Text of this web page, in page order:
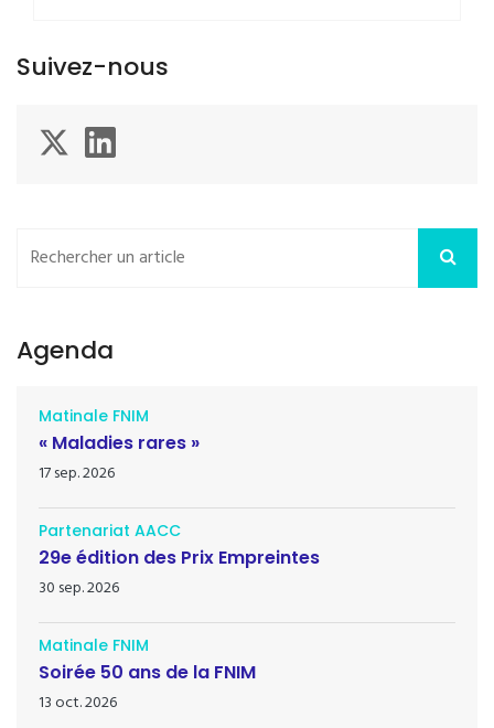
Suivez-nous
Agenda
Matinale FNIM
« Maladies rares »
17 sep. 2026
Partenariat AACC
29e édition des Prix Empreintes
30 sep. 2026
Matinale FNIM
Soirée 50 ans de la FNIM
13 oct. 2026